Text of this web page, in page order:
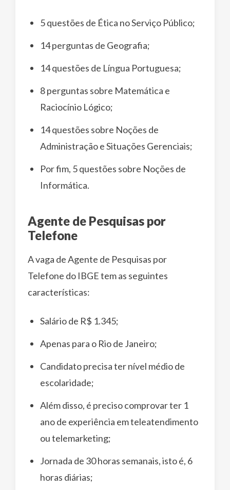
5 questões de Ética no Serviço Público;
14 perguntas de Geografia;
14 questões de Língua Portuguesa;
8 perguntas sobre Matemática e
Raciocínio Lógico;
14 questões sobre Noções de
Administração e Situações Gerenciais;
Por fim, 5 questões sobre Noções de
Informática.
Agente de Pesquisas por
Telefone
A vaga de Agente de Pesquisas por
Telefone do IBGE tem as seguintes
características:
Salário de R$ 1.345;
Apenas para o Rio de Janeiro;
Candidato precisa ter nível médio de
escolaridade;
Além disso, é preciso comprovar ter 1
ano de experiência em teleatendimento
ou telemarketing;
Jornada de 30 horas semanais, isto é, 6
horas diárias;